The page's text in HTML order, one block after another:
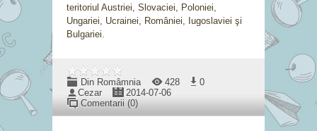
teritoriul Austriei, Slovaciei, Poloniei,
Ungariei, Ucrainei, României, Iugoslaviei şi
Bulgariei.
Din Româmnia 428
0
Cezar
2014-07-06
Comentarii (0)